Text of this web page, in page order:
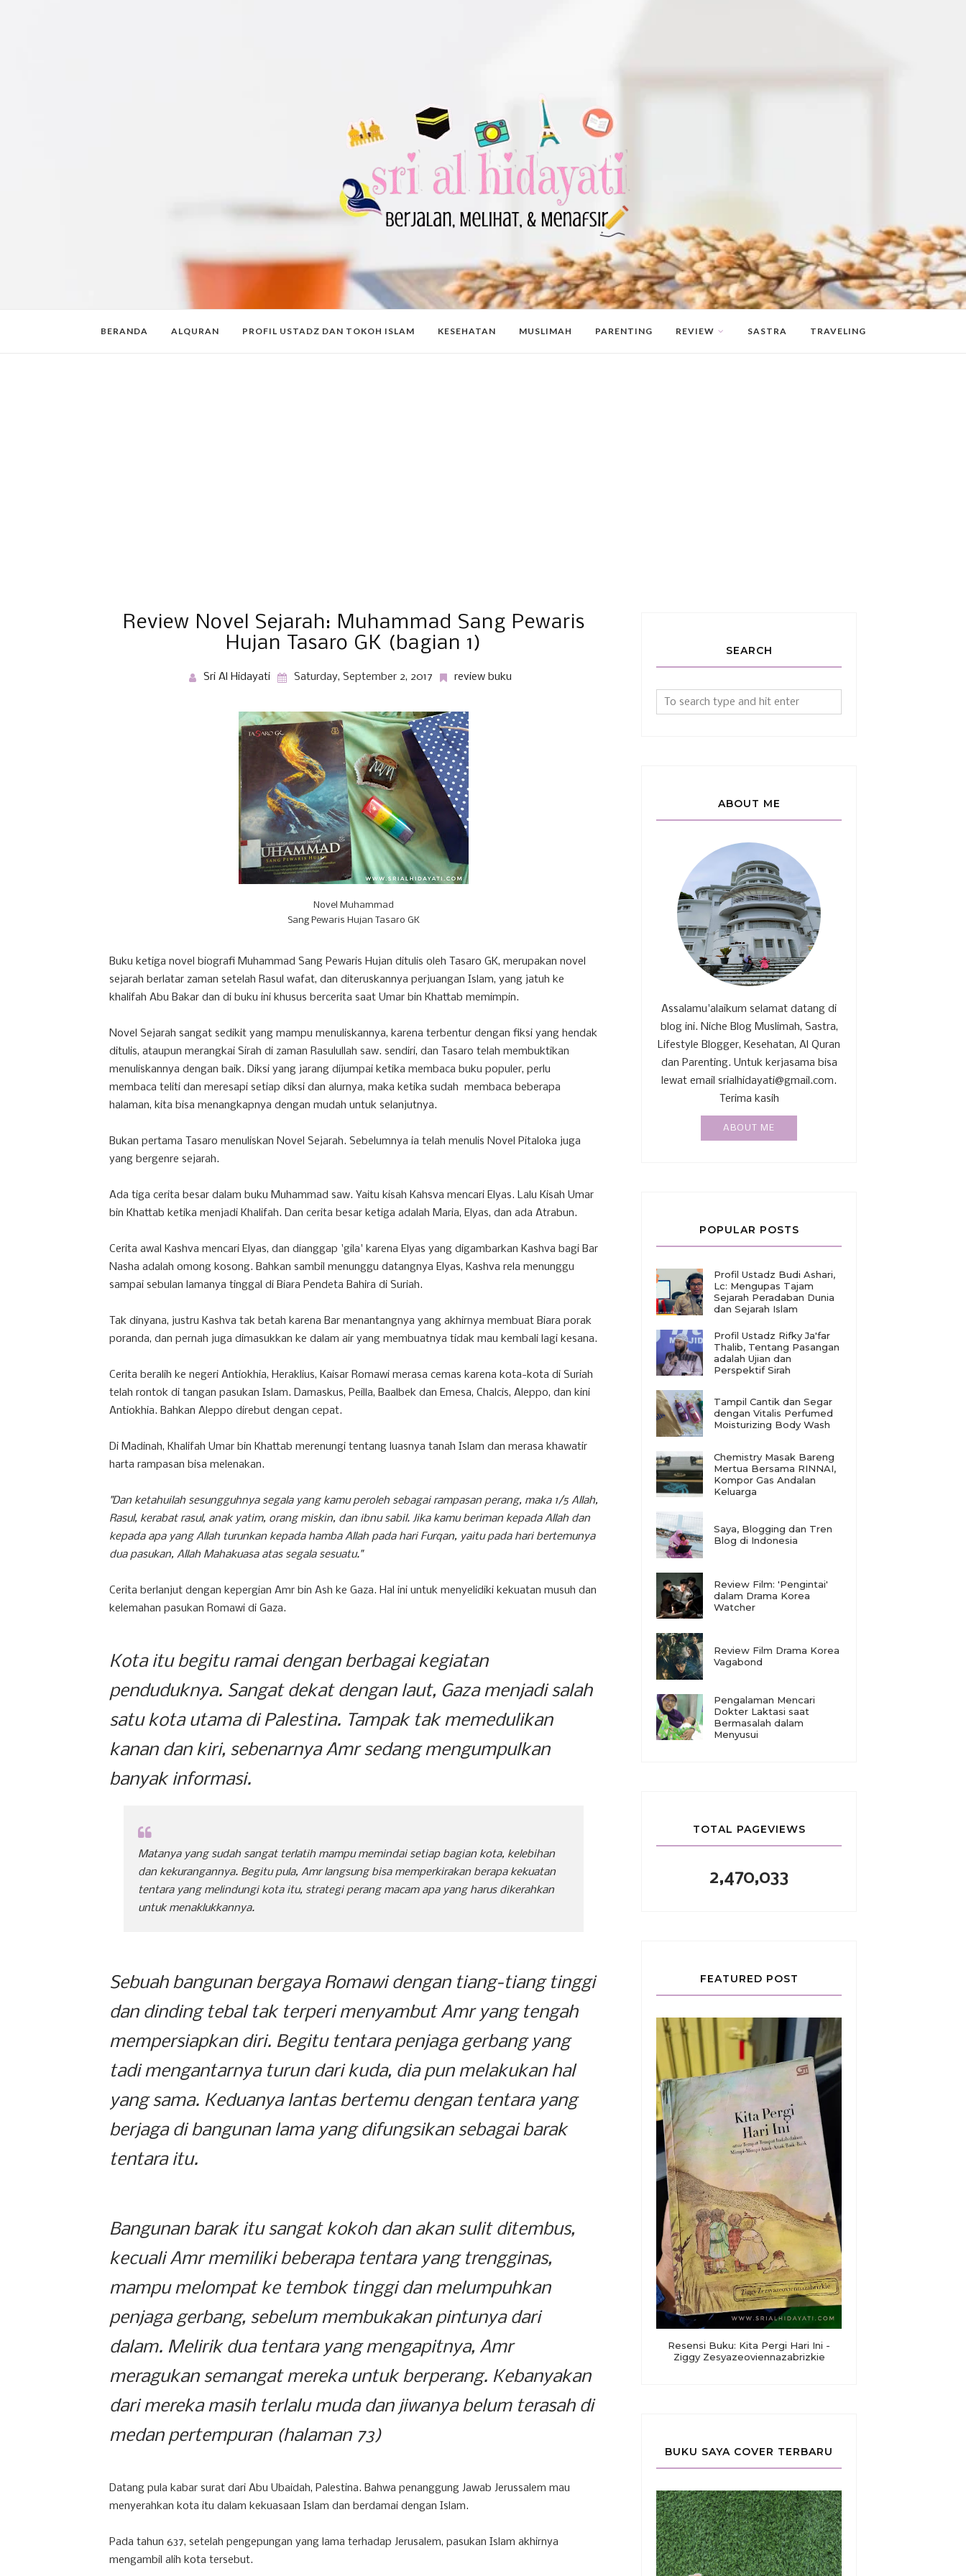
BERANDA ALQURAN PROFIL USTADZ DAN TOKOH ISLAM KESEHATAN MUSLIMAH PARENTING REVIEW SASTRA TRAVELING
Review Novel Sejarah: Muhammad Sang Pewaris
Hujan Tasaro GK (bagian 1)
Sri Al Hidayati Saturday, September 2, 2017 review buku
Novel Muhammad
Sang Pewaris Hujan Tasaro GK
Buku ketiga novel biografi Muhammad Sang Pewaris Hujan ditulis oleh Tasaro GK, merupakan novel
sejarah berlatar zaman setelah Rasul wafat, dan diteruskannya perjuangan Islam, yang jatuh ke
khalifah Abu Bakar dan di buku ini khusus bercerita saat Umar bin Khattab memimpin.
Novel Sejarah sangat sedikit yang mampu menuliskannya, karena terbentur dengan fiksi yang hendak
ditulis, ataupun merangkai Sirah di zaman Rasulullah saw. sendiri, dan Tasaro telah membuktikan
menuliskannya dengan baik. Diksi yang jarang dijumpai ketika membaca buku populer, perlu
membaca teliti dan meresapi setiap diksi dan alurnya, maka ketika sudah membaca beberapa
halaman, kita bisa menangkapnya dengan mudah untuk selanjutnya.
Bukan pertama Tasaro menuliskan Novel Sejarah. Sebelumnya ia telah menulis Novel Pitaloka juga
yang bergenre sejarah.
Ada tiga cerita besar dalam buku Muhammad saw. Yaitu kisah Kahsva mencari Elyas. Lalu Kisah Umar
bin Khattab ketika menjadi Khalifah. Dan cerita besar ketiga adalah Maria, Elyas, dan ada Atrabun.
Cerita awal Kashva mencari Elyas, dan dianggap 'gila' karena Elyas yang digambarkan Kashva bagi Bar
Nasha adalah omong kosong. Bahkan sambil menunggu datangnya Elyas, Kashva rela menunggu
sampai sebulan lamanya tinggal di Biara Pendeta Bahira di Suriah.
Tak dinyana, justru Kashva tak betah karena Bar menantangnya yang akhirnya membuat Biara porak
poranda, dan pernah juga dimasukkan ke dalam air yang membuatnya tidak mau kembali lagi kesana.
Cerita beralih ke negeri Antiokhia, Heraklius, Kaisar Romawi merasa cemas karena kota-kota di Suriah
telah rontok di tangan pasukan Islam. Damaskus, Peilla, Baalbek dan Emesa, Chalcis, Aleppo, dan kini
Antiokhia. Bahkan Aleppo direbut dengan cepat.
Di Madinah, Khalifah Umar bin Khattab merenungi tentang luasnya tanah Islam dan merasa khawatir
harta rampasan bisa melenakan.
"Dan ketahuilah sesungguhnya segala yang kamu peroleh sebagai rampasan perang, maka 1/5 Allah,
Rasul, kerabat rasul, anak yatim, orang miskin, dan ibnu sabil. Jika kamu beriman kepada Allah dan
kepada apa yang Allah turunkan kepada hamba Allah pada hari Furqan, yaitu pada hari bertemunya
dua pasukan, Allah Mahakuasa atas segala sesuatu."
Cerita berlanjut dengan kepergian Amr bin Ash ke Gaza. Hal ini untuk menyelidiki kekuatan musuh dan
kelemahan pasukan Romawi di Gaza.
Kota itu begitu ramai dengan berbagai kegiatan
penduduknya. Sangat dekat dengan laut, Gaza menjadi salah
satu kota utama di Palestina. Tampak tak memedulikan
kanan dan kiri, sebenarnya Amr sedang mengumpulkan
banyak informasi.
Matanya yang sudah sangat terlatih mampu memindai setiap bagian kota, kelebihan
dan kekurangannya. Begitu pula, Amr langsung bisa memperkirakan berapa kekuatan
tentara yang melindungi kota itu, strategi perang macam apa yang harus dikerahkan
untuk menaklukkannya.
Sebuah bangunan bergaya Romawi dengan tiang-tiang tinggi
dan dinding tebal tak terperi menyambut Amr yang tengah
mempersiapkan diri. Begitu tentara penjaga gerbang yang
tadi mengantarnya turun dari kuda, dia pun melakukan hal
yang sama. Keduanya lantas bertemu dengan tentara yang
berjaga di bangunan lama yang difungsikan sebagai barak
tentara itu.
Bangunan barak itu sangat kokoh dan akan sulit ditembus,
kecuali Amr memiliki beberapa tentara yang trengginas,
mampu melompat ke tembok tinggi dan melumpuhkan
penjaga gerbang, sebelum membukakan pintunya dari
dalam. Melirik dua tentara yang mengapitnya, Amr
meragukan semangat mereka untuk berperang. Kebanyakan
dari mereka masih terlalu muda dan jiwanya belum terasah di
medan pertempuran (halaman 73)
Datang pula kabar surat dari Abu Ubaidah, Palestina. Bahwa penanggung Jawab Jerussalem mau
menyerahkan kota itu dalam kekuasaan Islam dan berdamai dengan Islam.
Pada tahun 637, setelah pengepungan yang lama terhadap Jerusalem, pasukan Islam akhirnya
mengambil alih kota tersebut.
SEARCH
ABOUT ME
Assalamu'alaikum selamat datang di
blog ini. Niche Blog Muslimah, Sastra,
Lifestyle Blogger, Kesehatan, Al Quran
dan Parenting. Untuk kerjasama bisa
lewat email srialhidayati@gmail.com.
Terima kasih
ABOUT ME
POPULAR POSTS
Profil Ustadz Budi Ashari,
Lc: Mengupas Tajam
Sejarah Peradaban Dunia
dan Sejarah Islam
Profil Ustadz Rifky Ja'far
Thalib, Tentang Pasangan
adalah Ujian dan
Perspektif Sirah
Tampil Cantik dan Segar
dengan Vitalis Perfumed
Moisturizing Body Wash
Chemistry Masak Bareng
Mertua Bersama RINNAI,
Kompor Gas Andalan
Keluarga
Saya, Blogging dan Tren
Blog di Indonesia
Review Film: 'Pengintai'
dalam Drama Korea
Watcher
Review Film Drama Korea
Vagabond
Pengalaman Mencari
Dokter Laktasi saat
Bermasalah dalam
Menyusui
TOTAL PAGEVIEWS
2,470,033
FEATURED POST
Resensi Buku: Kita Pergi Hari Ini -
Ziggy Zesyazeoviennazabrizkie
BUKU SAYA COVER TERBARU